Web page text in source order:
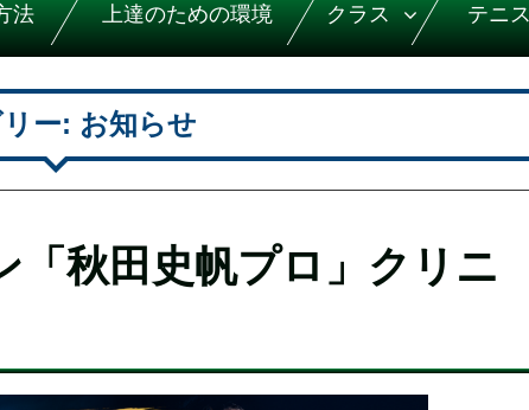
法 上達のための環境 クラス テニス
ー: お知らせ
「秋田史帆プロ」クリニ